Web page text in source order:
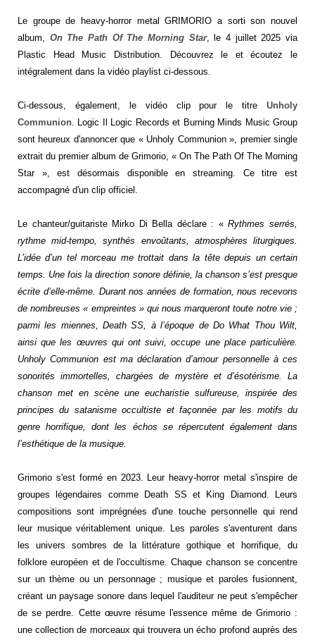
Le groupe de heavy-horror metal
GRIMORIO a sorti son nouvel
album, On The Path Of The Morning Star, le 4 juillet 2025 via
Plastic Head Music Distribution. Découvrez le et écoutez le
intégralement dans la vidéo playlist ci-dessous.
Ci-dessous, également, le vidéo clip pour le titre Unholy
Communion
Logic Il Logic Records et Burning Minds Music Group
sont heureux d'annoncer que « Unholy Communion », premier single
extrait du premier album de Grimorio, « On The Path Of The Morning
Star », est désormais disponible en streaming. Ce titre est
accompagné d'un clip officiel.
Le chanteur/guitariste Mirko Di Bella déclare : «Rythmes serrés,
rythme mid-tempo, synthés envoûtants, atmosphères liturgiques.
L’idée d’un tel morceau me trottait dans la tête depuis un certain
temps. Une fois la direction sonore définie, la chanson s’est presque
écrite d’elle-même. Durant nos années de formation, nous recevons
de nombreuses « empreintes » qui nous marqueront toute notre vie ;
parmi les miennes, Death SS, à l’époque de Do What Thou Wilt,
ainsi que les œuvres qui ont suivi, occupe une place particulière.
Unholy Communion est ma déclaration d’amour personnelle à ces
sonorités immortelles, chargées de mystère et d’ésotérisme. La
chanson met en scène une eucharistie sulfureuse, inspirée des
principes du satanisme occultiste et façonnée par les motifs du
genre horrifique, dont les échos se répercutent également dans
l’esthétique de la musique.
Grimorio s'est formé en 2023. Leur heavy-horror metal s'inspire de
groupes légendaires comme Death SS et King Diamond. Leurs
compositions sont imprégnées d'une touche personnelle qui rend
leur musique véritablement unique. Les paroles s'aventurent dans
les univers sombres de la littérature gothique et horrifique, du
folklore européen et de l'occultisme. Chaque chanson se concentre
sur un thème ou un personnage ; musique et paroles fusionnent,
créant un paysage sonore dans lequel l'auditeur ne peut s'empêcher
de se perdre. Cette œuvre résume l'essence même de Grimorio :
une collection de morceaux qui trouvera un écho profond auprès des